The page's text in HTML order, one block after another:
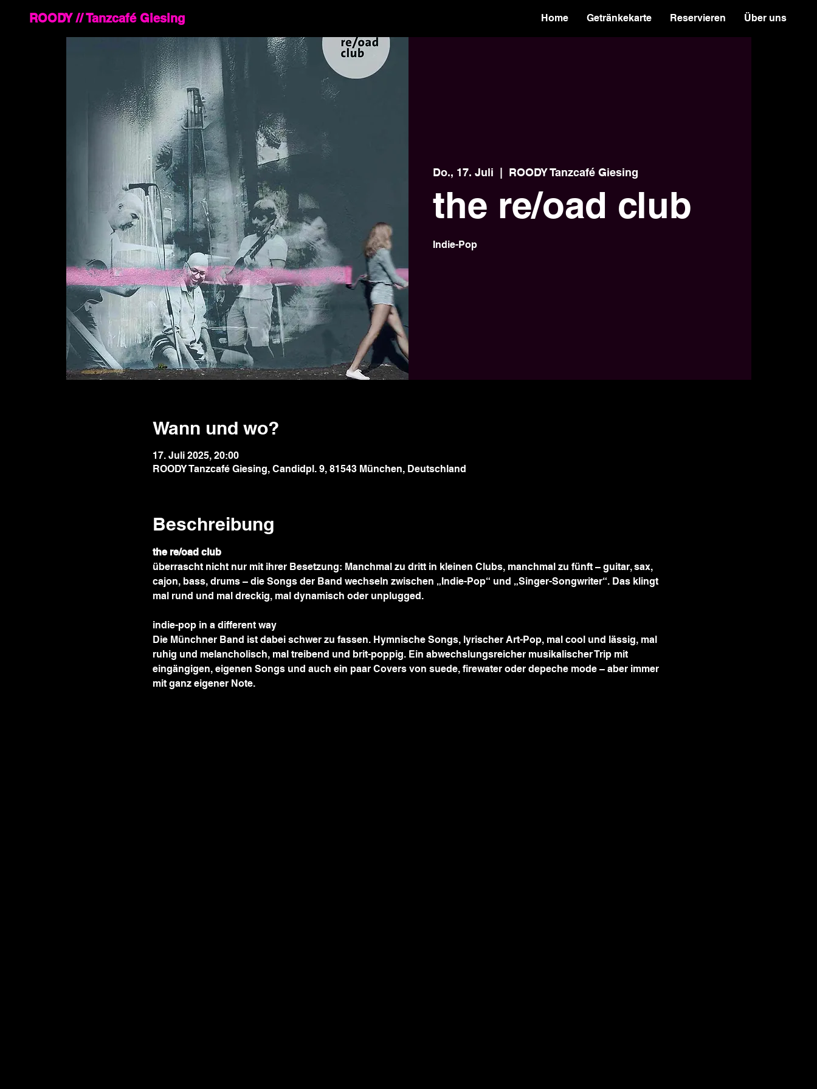
ROODY // Tanzcafé Giesing Home Getränkekarte Reservieren Über uns
Do., 17. Juli
  |
ROODY Tanzcafé Giesing
the re/oad club
Indie-Pop
Wann und wo?
17. Juli 2025, 20:00
ROODY Tanzcafé Giesing, Candidpl. 9, 81543 München, Deutschland
Beschreibung
the re/oad club
überrascht nicht nur mit ihrer Besetzung: Manchmal zu dritt in kleinen Clubs, manchmal zu fünft – guitar, sax,
cajon, bass, drums – die Songs der Band wechseln zwischen „Indie-Pop“ und „Singer-Songwriter“. Das klingt
mal rund und mal dreckig, mal dynamisch oder unplugged.
indie-pop in a different way
Die Münchner Band ist dabei schwer zu fassen. Hymnische Songs, lyrischer Art-Pop, mal cool und lässig, mal
ruhig und melancholisch, mal treibend und brit-poppig. Ein abwechslungsreicher musikalischer Trip mit
eingängigen, eigenen Songs und auch ein paar Covers von suede, firewater oder depeche mode – aber immer
mit ganz eigener Note.